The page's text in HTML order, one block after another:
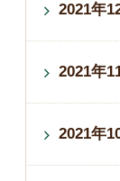
2021年
2021年
2021年